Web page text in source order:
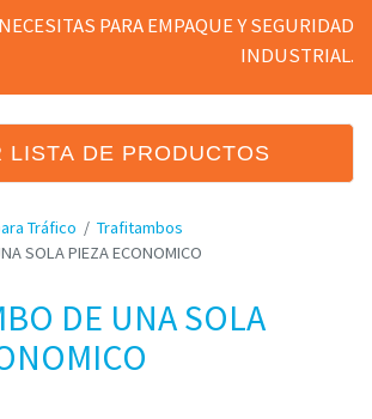
PARA EMPAQUE Y SEGURIDAD
INDUSTRIAL.
LISTA DE PRODUCTOS
Tráfico
Trafitambos
SOLA PIEZA ECONOMICO
DE UNA SOLA